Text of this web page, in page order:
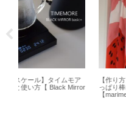
【作り方】直線縫いだけで作る つ
っぱり棒に通す簡易カーテン
【marimekko ハンドメイド】